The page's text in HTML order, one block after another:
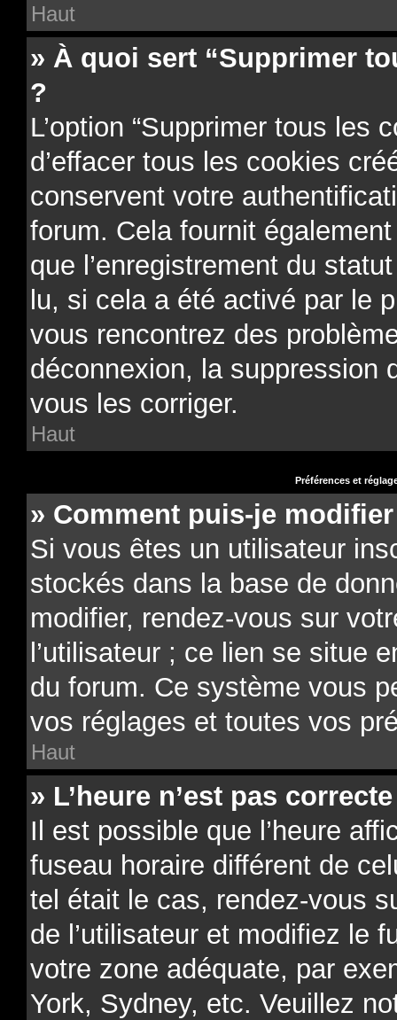
Haut
» À quoi sert “Supprimer
?
L’option “Supprimer tous les
d’effacer tous les cookies
conservent votre
forum. Cela fournit
que l’enregistrement du
lu, si cela a été activé par le
vous rencontrez des
déconnexion, la suppression
vous les corriger.
Haut
Préférences et
» Comment puis-je
Si vous êtes un utilisateur
stockés dans la base de
modifier, rendez-vous sur
l’utilisateur ; ce lien se situe
du forum. Ce système vous
vos réglages et toutes vos
Haut
» L’heure n’est pas
Il est possible que l’heure
fuseau horaire différent de
tel était le cas, rendez-vous
de l’utilisateur et modifiez le
votre zone adéquate, par
York, Sydney, etc. Veuillez